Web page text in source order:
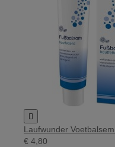

Laufwunder
€ 4,80